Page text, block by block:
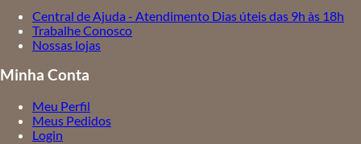
Central de Ajuda - Atendimento Dias úteis das 9h às 18h
Trabalhe Conosco
Nossas lojas
Minha Conta
Meu Perfil
Meus Pedidos
Login